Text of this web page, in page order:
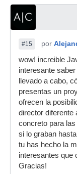
#15 por
wow! increible
interesante
llevado a cabo,
presentas un
ofrecen la
director diferente
concreto para
si lo graban
tu has hecho la
interesantes que
Gracias!